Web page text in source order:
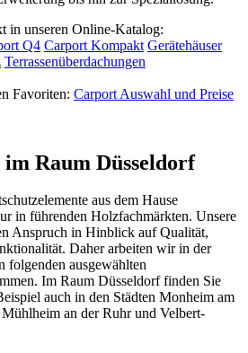
in unseren Online-Katalog:
Q4 Carport Kompakt Gerätehäuser
Terrassenüberdachungen
Favoriten: Carport Auswahl und Preise
Raum Düsseldorf
aus dem Hause
in führenden Holzfachmärkten. Unsere
Anspruch in Hinblick auf Qualität,
Daher arbeiten wir in der
folgenden ausgewählten
Im Raum Düsseldorf finden Sie
auch in den Städten Monheim am
an der Ruhr und Velbert-